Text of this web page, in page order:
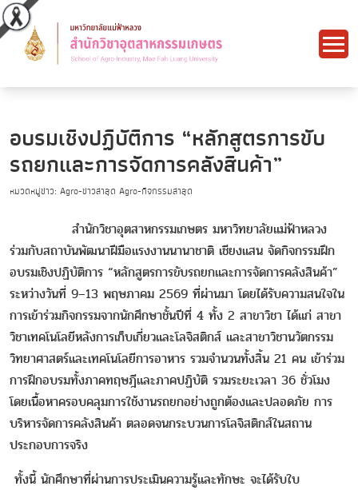
อบรมเชิงปฏิบัติการ “หลักสูตรการขับ
รถยกและการจัดการคลังสินค้า”
หมวดหมู่ข่าว: Agro-ข่าวล่าสุด Agro-กิจกรรมล่าสุด
สำนักวิชาอุตสาหกรรมเกษตร มหาวิทยาลัยแม่ฟ้าหลวง
ร่วมกับสถาบันพัฒนาฝีมือแรงงานนานาชาติ เชียงแสน จัดกิจกรรมฝึก
อบรมเชิงปฏิบัติการ “หลักสูตรการขับรถยกและการจัดการคลังสินค้า”
ระหว่างวันที่ 9–13 พฤษภาคม 2569 ที่ผ่านมา โดยได้รับความสนใจใน
การเข้าร่วมกิจกรรมจากนักศึกษาชั้นปีที่ 4 ทั้ง 2 สาขาวิชา ได้แก่ สาขา
วิชาเทคโนโลยีหลังการเก็บเกี่ยวและโลจิสติกส์ และสาขาวิชานวัตกรรม
วิทยาศาสตร์และเทคโนโลยีการอาหาร รวมจำนวนทั้งสิ้น 21 คน เข้าร่วม
การฝึกอบรมทั้งภาคทฤษฎีและภาคปฏิบัติ รวมระยะเวลา 36 ชั่วโมง
โดยเนื้อหาครอบคลุมการใช้งานรถยกอย่างถูกต้องและปลอดภัย การ
บริหารจัดการคลังสินค้า ตลอดจนกระบวนการโลจิสติกส์ในสถาน
ประกอบการจริง
ทั้งนี้ นักศึกษาที่ผ่านการประเมินความรู้และทักษะ จะได้รับใบ